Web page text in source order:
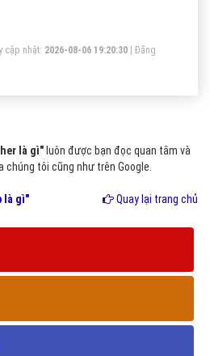
cập nhật: 2026-08-06 19:20:30
Đăng
là gì" luôn được bạn đọc quan tâm và
tôi cũng như trên Google.
là gì" Quay lại trang chủ